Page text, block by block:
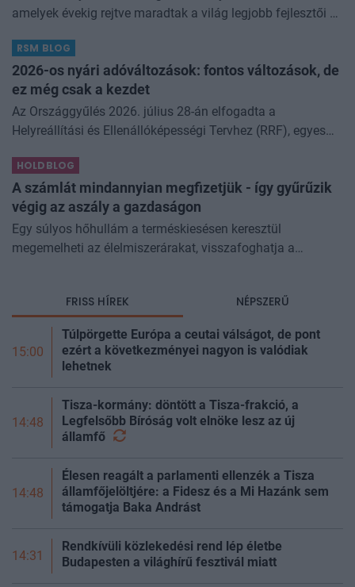
amelyek évekig rejtve maradtak a világ legjobb fejlesztői és
különösen nagy...
RSM BLOG
2026-os nyári adóváltozások: fontos változások, de
ez még csak a kezdet
Az Országgyűlés 2026. július 28-án elfogadta a
Helyreállítási és Ellenállóképességi Tervhez (RRF), egyes
kapcsolódó adóintézkedésekről, v
HOLDBLOG
A számlát mindannyian megfizetjük - így gyűrűzik
végig az aszály a gazdaságon
Egy súlyos hőhullám a terméskiesésen keresztül
megemelheti az élelmiszerárakat, visszafoghatja a
FRISS HÍREK NÉPSZERŰ
15:00
Túlpörgette Európa a ceutai válságot, de pont
ezért a következményei nagyon is valódiak
lehetnek
14:48
Tisza-kormány: döntött a Tisza-frakció, a
Legfelsőbb Bíróság volt elnöke lesz az új
államfő
14:48
Élesen reagált a parlamenti ellenzék a Tisza
államfőjelöltjére: a Fidesz és a Mi Hazánk sem
támogatja Baka Andrást
14:31
Rendkívüli közlekedési rend lép életbe
Budapesten a világhírű fesztivál miatt